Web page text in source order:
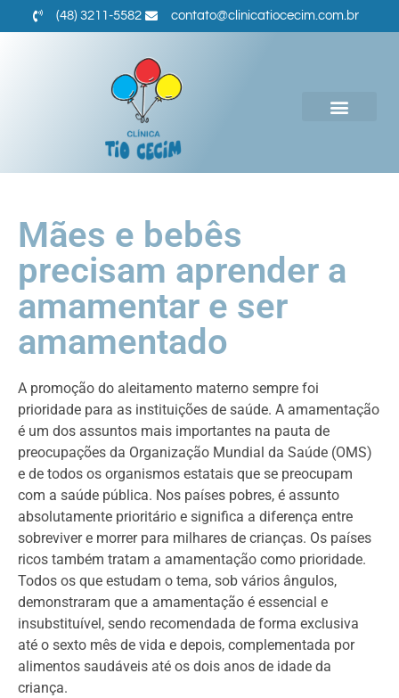
(48) 3211-5582 contato@clinicatiocecim.com.br
Mães e bebês
precisam aprender a
amamentar e ser
amamentado
A promoção do aleitamento materno sempre foi
prioridade para as instituições de saúde. A amamentação
é um dos assuntos mais importantes na pauta de
preocupações da Organização Mundial da Saúde (OMS)
e de todos os organismos estatais que se preocupam
com a saúde pública. Nos países pobres, é assunto
absolutamente prioritário e significa a diferença entre
sobreviver e morrer para milhares de crianças. Os países
ricos também tratam a amamentação como prioridade.
Todos os que estudam o tema, sob vários ângulos,
demonstraram que a amamentação é essencial e
insubstituível, sendo recomendada de forma exclusiva
até o sexto mês de vida e depois, complementada por
alimentos saudáveis até os dois anos de idade da
criança.